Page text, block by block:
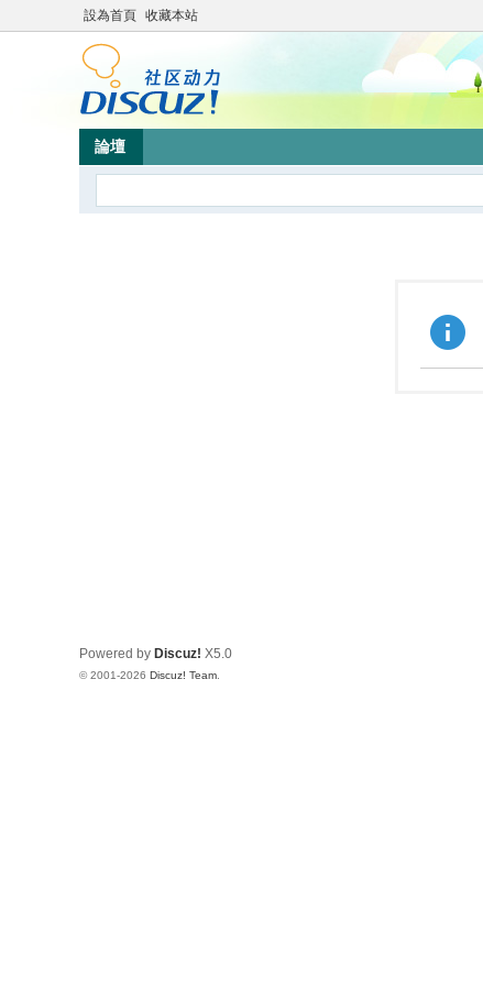
設為首頁 收藏本站
論壇
Powered by Discuz! X5.0
© 2001-2026 Discuz! Team